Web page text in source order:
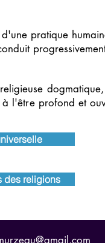
pratique
l'être profond et
des religions